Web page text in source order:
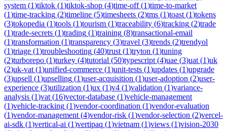
system (1)tiktok (1)tiktok-shop (4)time-off(1)time-to-market
(1)time-tracking (2)timeline (5)timesheets (2)tms (1)toast (1)tokens
(3)tokopedia (1)tools (1)tourism (1)traceability (6)tracking (2)trade
(1)trade-secrets (1)trading (1)training (8)transactional-email
(1)transformation (1)transparency (3)travel (3)trends (2)trendyol
(1)triage (1)troubleshooting (40)trust (1)tryton (1)tuning
(2)turborepo (1)turkey (4)tutorial (50)typescript (4)uae (3)uat (1)uk
(2)uk-vat (1)unified-commerce (1)unit-tests (1)updates (1)upgrade
(3)upsell (1)upselling (1)user-acquisition (1)user-adoption (2)user-
experience (3)utilization (1)ux (1)v4 (1)validation (1)variance-
analysis (1)vat (16)vector-database (1)vehicle-management
(1)vehicle-tracking (1)vendor-coordination (1)vendor-evaluation
(1)vendor-management (4)vendor-risk (1)vendor-selection (2)vercel-
ai-sdk (1)vertical-ai (1)vertipaq (1)vietnam (1)views (1)vision-2030